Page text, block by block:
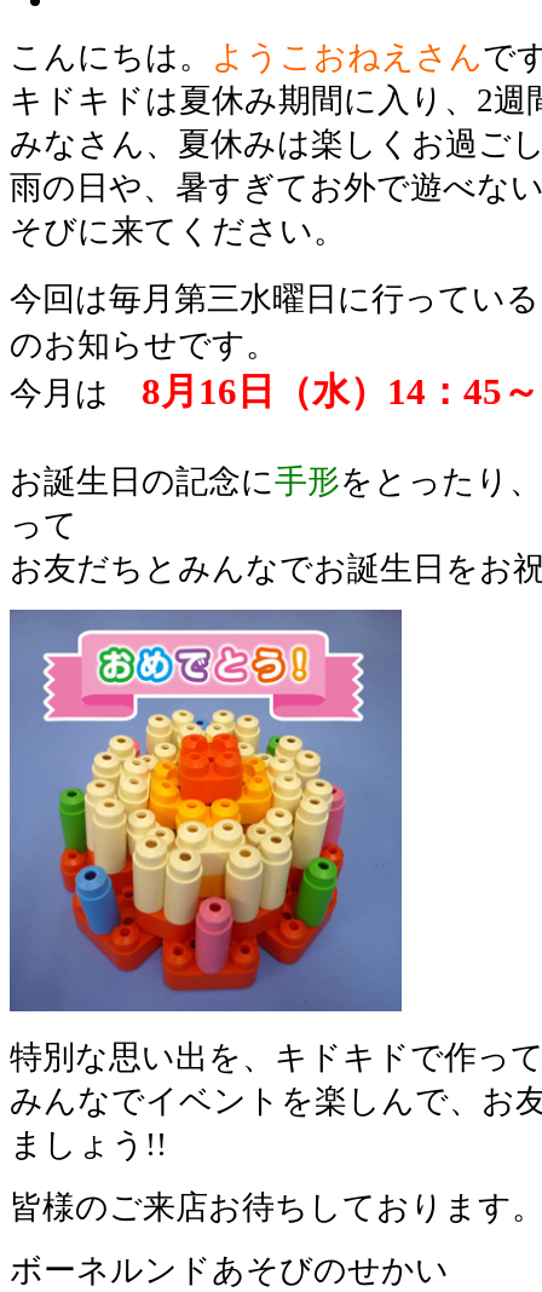
こんにちは。 ようこおねえさんで
キドキドは夏休み期間に入り、2
みなさん、夏休みは楽しくお過ご
雨の日や、暑すぎてお外で遊べな
そびに来てください。
今回は毎月第三水曜日に行ってい
のお知らせです。
今月は 8月 16日（水）14：
お誕生日の記念に手形をとったり、
って
お友だちとみんなでお誕生日をお
特別な思い出を、キドキドで作っ
みんなでイベントを楽しんで、お
ましょう!!
皆様のご来店お待ちしております
ボーネルンドあそびのせかい